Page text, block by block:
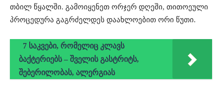
თბილ წყალში. გამოიყენეთ ორჯერ დღეში, თითოეული
პროცედურა გაგრძელდეს დაახლოებით ორი წუთი.
7 საკვები, რომელიც კლავს
ბაქტერიებს – შველის გასტრიტს,
შებერილობას, ალერგიას